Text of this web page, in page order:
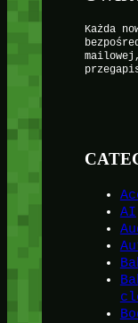
Każda
AI